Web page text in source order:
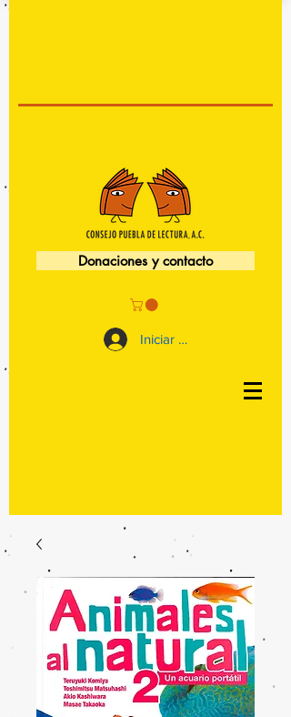
Donaciones y contacto
Iniciar sesión